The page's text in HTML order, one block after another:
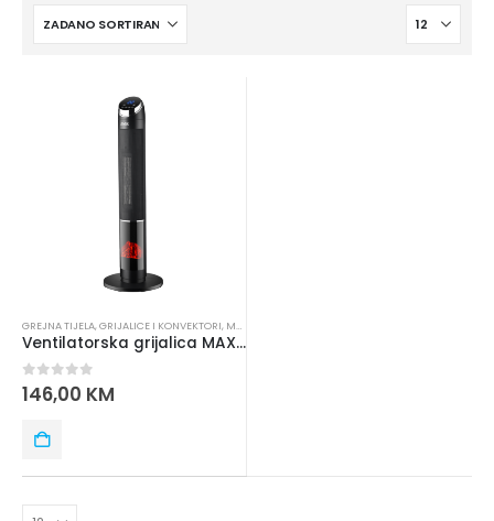
GREJNA TIJELA,GRIJALICE I KONVEKTORI, MAX ELECTRONICS
Ventilatorska grijalica MAX MTH2000BF
0 out of 5
146,00 KM